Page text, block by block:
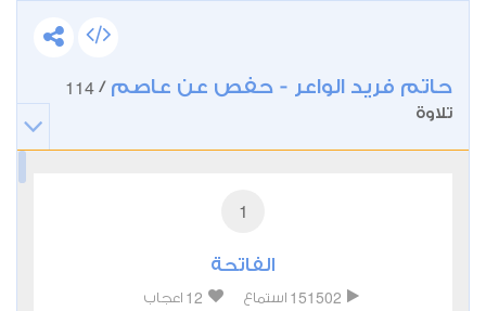
حاتم فريد الواعر - حفص عن عاصم /
114
تلاوة
1
الفاتحة
151502 استماع 12 اعجاب